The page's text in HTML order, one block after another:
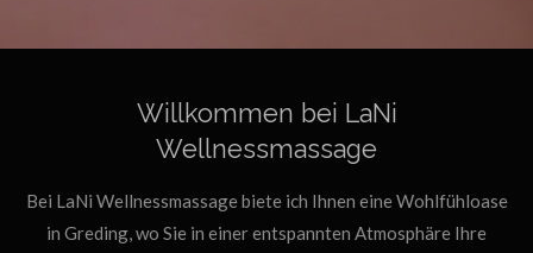
Willkommen bei LaNi
Wellnessmassage
Bei LaNi Wellnessmassage biete ich Ihnen eine Wohlfühloase
in Greding, wo Sie in einer entspannten Atmosphäre Ihre